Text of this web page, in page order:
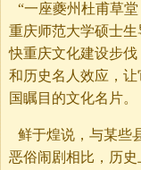
“一座夔州杜甫草
重庆师范大学硕士
快重庆文化建设步
和历史名人效应，
国瞩目的文化名片。
鲜于煌说，与某些
恶俗闹剧相比，历史